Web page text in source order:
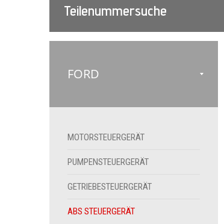
Teilenummersuche
FORD
MOTORSTEUERGERÄT
PUMPENSTEUERGERÄT
GETRIEBESTEUERGERÄT
ABS STEUERGERÄT